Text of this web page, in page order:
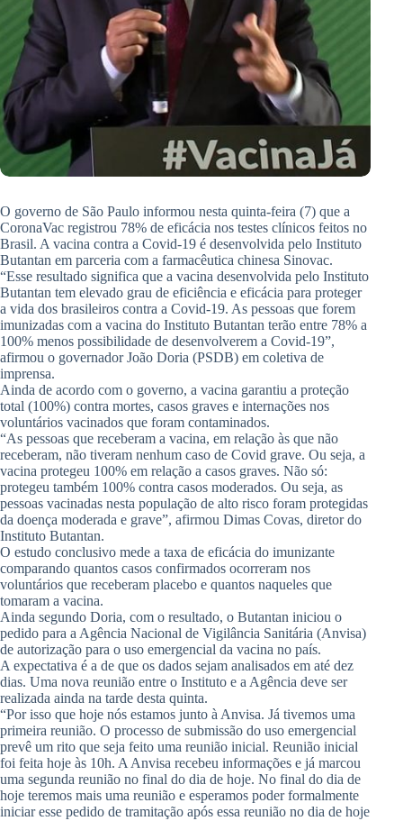
O governo de São Paulo informou nesta quinta-feira (7) que a
CoronaVac registrou 78% de eficácia nos testes clínicos feitos no
Brasil. A vacina contra a Covid-19 é desenvolvida pelo Instituto
Butantan em parceria com a farmacêutica chinesa Sinovac.
“Esse resultado significa que a vacina desenvolvida pelo Instituto
Butantan tem elevado grau de eficiência e eficácia para proteger
a vida dos brasileiros contra a Covid-19. As pessoas que forem
imunizadas com a vacina do Instituto Butantan terão entre 78% a
100% menos possibilidade de desenvolverem a Covid-19”,
afirmou o governador João Doria (PSDB) em coletiva de
imprensa.
Ainda de acordo com o governo, a vacina garantiu a proteção
total (100%) contra mortes, casos graves e internações nos
voluntários vacinados que foram contaminados.
“As pessoas que receberam a vacina, em relação às que não
receberam, não tiveram nenhum caso de Covid grave. Ou seja, a
vacina protegeu 100% em relação a casos graves. Não só:
protegeu também 100% contra casos moderados. Ou seja, as
pessoas vacinadas nesta população de alto risco foram protegidas
da doença moderada e grave”, afirmou Dimas Covas, diretor do
Instituto Butantan.
O estudo conclusivo mede a taxa de eficácia do imunizante
comparando quantos casos confirmados ocorreram nos
voluntários que receberam placebo e quantos naqueles que
tomaram a vacina.
Ainda segundo Doria, com o resultado, o Butantan iniciou o
pedido para a Agência Nacional de Vigilância Sanitária (Anvisa)
de autorização para o uso emergencial da vacina no país.
A expectativa é a de que os dados sejam analisados em até dez
dias. Uma nova reunião entre o Instituto e a Agência deve ser
realizada ainda na tarde desta quinta.
“Por isso que hoje nós estamos junto à Anvisa. Já tivemos uma
primeira reunião. O processo de submissão do uso emergencial
prevê um rito que seja feito uma reunião inicial. Reunião inicial
foi feita hoje às 10h. A Anvisa recebeu informações e já marcou
uma segunda reunião no final do dia de hoje. No final do dia de
hoje teremos mais uma reunião e esperamos poder formalmente
iniciar esse pedido de tramitação após essa reunião no dia de hoje